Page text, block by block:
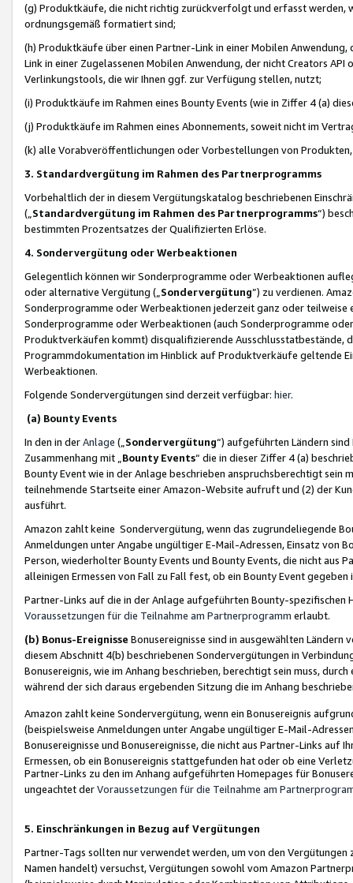
(g) Produktkäufe, die nicht richtig zurückverfolgt und erfasst werden,
ordnungsgemäß formatiert sind;
(h) Produktkäufe über einen Partner-Link in einer Mobilen
Link in einer Zugelassenen Mobilen Anwendung, der nicht Creators
Verlinkungstools, die wir Ihnen ggf. zur Verfügung stellen, nutzt;
(i) Produktkäufe im Rahmen eines Bounty Events (wie in Ziffer 4 (a)
(j) Produktkäufe im Rahmen eines Abonnements, soweit nicht im
(k) alle Vorabveröffentlichungen oder Vorbestellungen von
3. Standardvergütung im Rahmen des Partnerprogramms
Vorbehaltlich der in diesem Vergütungskatalog beschriebenen
(„ Standardvergütung im Rahmen des Partnerprogramms“)
bestimmten Prozentsatzes der Qualifizierten Erlöse.
4. Sondervergütung oder Werbeaktionen
Gelegentlich können wir Sonderprogramme oder Werbeaktionen
oder alternative Vergütung („ Sondervergütung”) zu verdienen.
Sonderprogramme oder Werbeaktionen jederzeit ganz oder
Sonderprogramme oder Werbeaktionen (auch Sonderprogramme
Produktverkäufen kommt) disqualifizierende Ausschlusstatbestände,
Programmdokumentation im Hinblick auf Produktverkäufe geltende
Werbeaktionen.
Folgende Sondervergütungen sind derzeit verfügbar: hier.
(a) Bounty Events
In den in derAnlage („ Sondervergütung“) aufgeführten Ländern
Zusammenhang mit „ Bounty Events“ die in dieser Ziffer 4 (a)
Bounty Event wie in der Anlage beschrieben anspruchsberechtigt sein
teilnehmende Startseite einer Amazon-Website aufruft und (2) der
ausführt.
Amazon zahlt keine Sondervergütung, wenn das zugrundeliegende
Anmeldungen unter Angabe ungültiger E-Mail-Adressen, Einsatz von
Person, wiederholter Bounty Events und Bounty Events, die nicht
alleinigen Ermessen von Fall zu Fall fest, ob ein Bounty Event
Partner-Links auf die in der Anlage aufgeführten Bounty-spezifischen
Voraussetzungen für die Teilnahme am Partnerprogramm erlaubt.
(b) Bonus-Ereignisse Bonusereignisse sind in ausgewählten Ländern
diesem Abschnitt 4(b) beschriebenen Sondervergütungen in
Bonusereignis, wie im Anhang beschrieben, berechtigt sein muss,
während der sich daraus ergebenden Sitzung die im Anhang
Amazon zahlt keine Sondervergütung, wenn ein Bonusereignis
(beispielsweise Anmeldungen unter Angabe ungültiger E-Mail-
Bonusereignisse und Bonusereignisse, die nicht aus Partner-Links auf
Ermessen, ob ein Bonusereignis stattgefunden hat oder ob eine
Partner-Links zu den im Anhang aufgeführten Homepages für
ungeachtet derVoraussetzungen für die Teilnahme am
5. Einschränkungen in Bezug auf Vergütungen
Partner-Tags sollten nur verwendet werden, um von den
Namen handelt) versuchst, Vergütungen sowohl vom Amazon